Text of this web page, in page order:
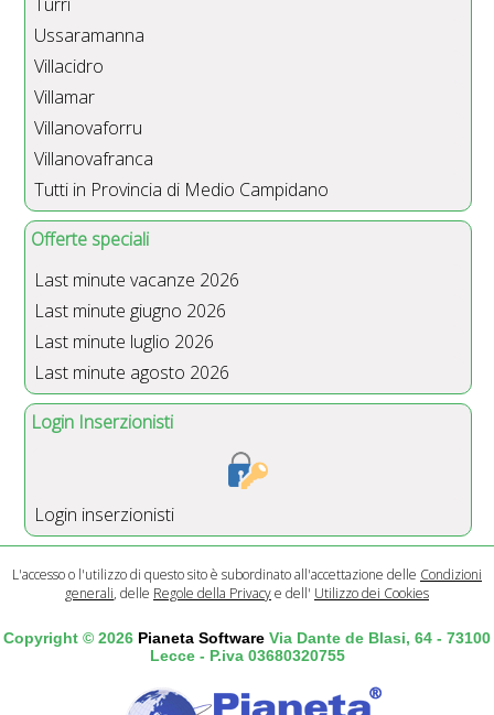
Ussaramanna
Villacidro
Villamar
Villanovaforru
Villanovafranca
Tutti in Provincia di Medio Campidano
Offerte speciali
Last minute vacanze 2026
Last minute giugno 2026
Last minute luglio 2026
Last minute agosto 2026
Login Inserzionisti
Login inserzionisti
L'accesso o l'utilizzo di questo sito è subordinato all'accettazione delle Condizioni
generali, delle Regole della Privacye dell' Utilizzo dei Cookies
Copyright © 2026 Pianeta Software Via Dante de Blasi, 64 - 73100
Lecce - P.iva 03680320755